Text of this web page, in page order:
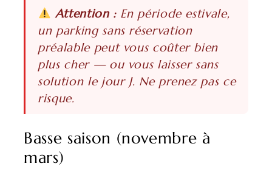
Attention :En période estivale,
un parking sans réservation
préalable peut vous coûter bien
plus cher — ou vous laisser sans
solution le jour J. Ne prenez pas ce
risque.
Basse saison (novembre à
mars)